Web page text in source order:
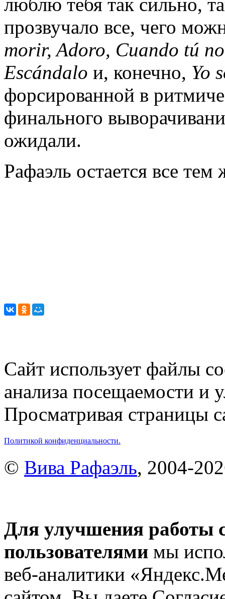
прозвучало все, чего
morir, Adoro, Cuando tú
Escándalo и, конечно, Yo
форсированной в
финального
ожидали.
Рафаэль остается все
Сайт использует файлы
анализа посещаемости и
Просматривая страницы
Политикой конфиденциальности.
© Вива Рафаэль, 2004-
Для улучшения работы
пользователями мы
веб-аналитики